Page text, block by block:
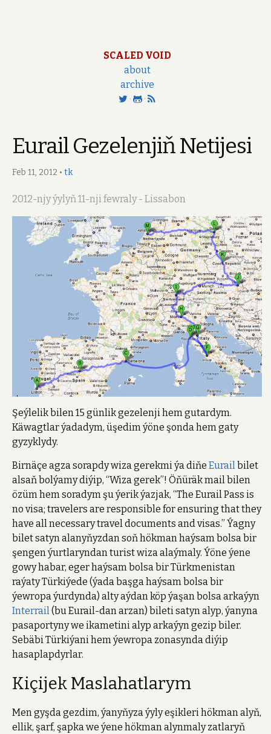
SCALED VOID
about
archive
·
·
Eurail Gezelenjiň Netijesi
Feb 11, 2012 • tk
2012-njy ýylyň 11-nji fewraly - Lissabon
Şeýlelik bilen 15 günlik gezelenji hem gutardym.
Käwagtlar ýadadym, üşedim ýöne şonda hem gaty
gyzyklydy.
Birnäçe agza sorapdy wiza gerekmi ýa diňe Eurail bilet
alsaň bolýamy diýip, “Wiza gerek”! Öňüräk mail bilen
özüm hem soradym şu ýerik ýazjak, “The Eurail Pass is
no visa; travelers are responsible for ensuring that they
have all necessary travel documents and visas.” Ýagny
bilet satyn alanyňyzdan soň hökman haýsam bolsa bir
şengen ýurtlaryndan turist wiza alaýmaly. Ýöne ýene
gowy habar, eger haýsam bolsa bir Türkmenistan
raýaty Türkiýede (ýada başga haýsam bolsa bir
ýewropa ýurdynda) alty aýdan köp ýaşan bolsa arkaýyn
Interrail(bu Eurail-dan arzan) bileti satyn alyp, ýanyna
pasaportyny we ikametini alyp arkaýyn gezip biler.
Sebäbi Türkiýani hem ýewropa zonasynda diýip
hasaplapdyrlar.
Kiçijek Maslahatlarym
Men gyşda gezdim, ýanyňyza ýyly eşikleri hökman alyň,
ellik, şarf, şapka we ýene hökman alynmaly zatlaryň